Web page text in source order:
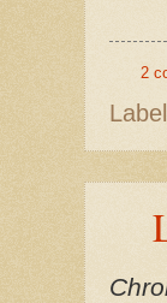
2